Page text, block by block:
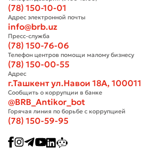
(78) 150-10-01
Адрес электронной почты
info@brb.uz
Пресс-служба
(78) 150-76-06
Телефон центров помощи малому бизнесу
(78) 150-00-55
Адрес
г.Ташкент ул.Навои 18А, 100011
Сообщить о коррупции в банке
@BRB_Antikor_bot
Горячая линия по борьбе с коррупцией
(78) 150-59-95